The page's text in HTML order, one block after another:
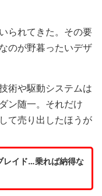
られてきた。その要
のが野暮ったいデザ
術や駆動システムは
ン随一。それだけ
て売り出したほうが
レイド…乗れば納得な